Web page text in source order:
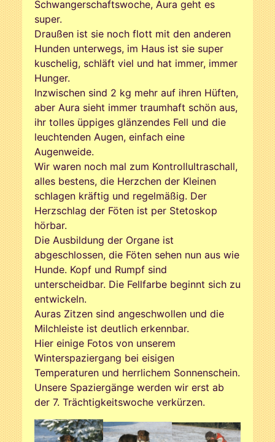
Schwangerschaftswoche, Aura geht es
super.
Draußen ist sie noch flott mit den anderen
Hunden unterwegs, im Haus ist sie super
kuschelig, schläft viel und hat immer, immer
Hunger.
Inzwischen sind 2 kg mehr auf ihren Hüften,
aber Aura sieht immer traumhaft schön aus,
ihr tolles üppiges glänzendes Fell und die
leuchtenden Augen, einfach eine
Augenweide.
Wir waren noch mal zum Kontrollultraschall,
alles bestens, die Herzchen der Kleinen
schlagen kräftig und regelmäßig. Der
Herzschlag der Föten ist per Stetoskop
hörbar.
Die Ausbildung der Organe ist
abgeschlossen, die Föten sehen nun aus wie
Hunde. Kopf und Rumpf sind
unterscheidbar. Die Fellfarbe beginnt sich zu
entwickeln.
Auras Zitzen sind angeschwollen und die
Milchleiste ist deutlich erkennbar.
Hier einige Fotos von unserem
Winterspaziergang bei eisigen
Temperaturen und herrlichem Sonnenschein.
Unsere Spaziergänge werden wir erst ab
der 7. Trächtigkeitswoche verkürzen.